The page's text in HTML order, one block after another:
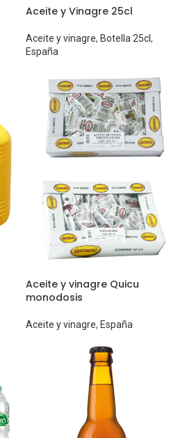
Aceite y Vinagre 25cl
Aceite y vinagre, Botella 25cl,
España
Aceite y vinagre Quicu
monodosis
Aceite y vinagre, España